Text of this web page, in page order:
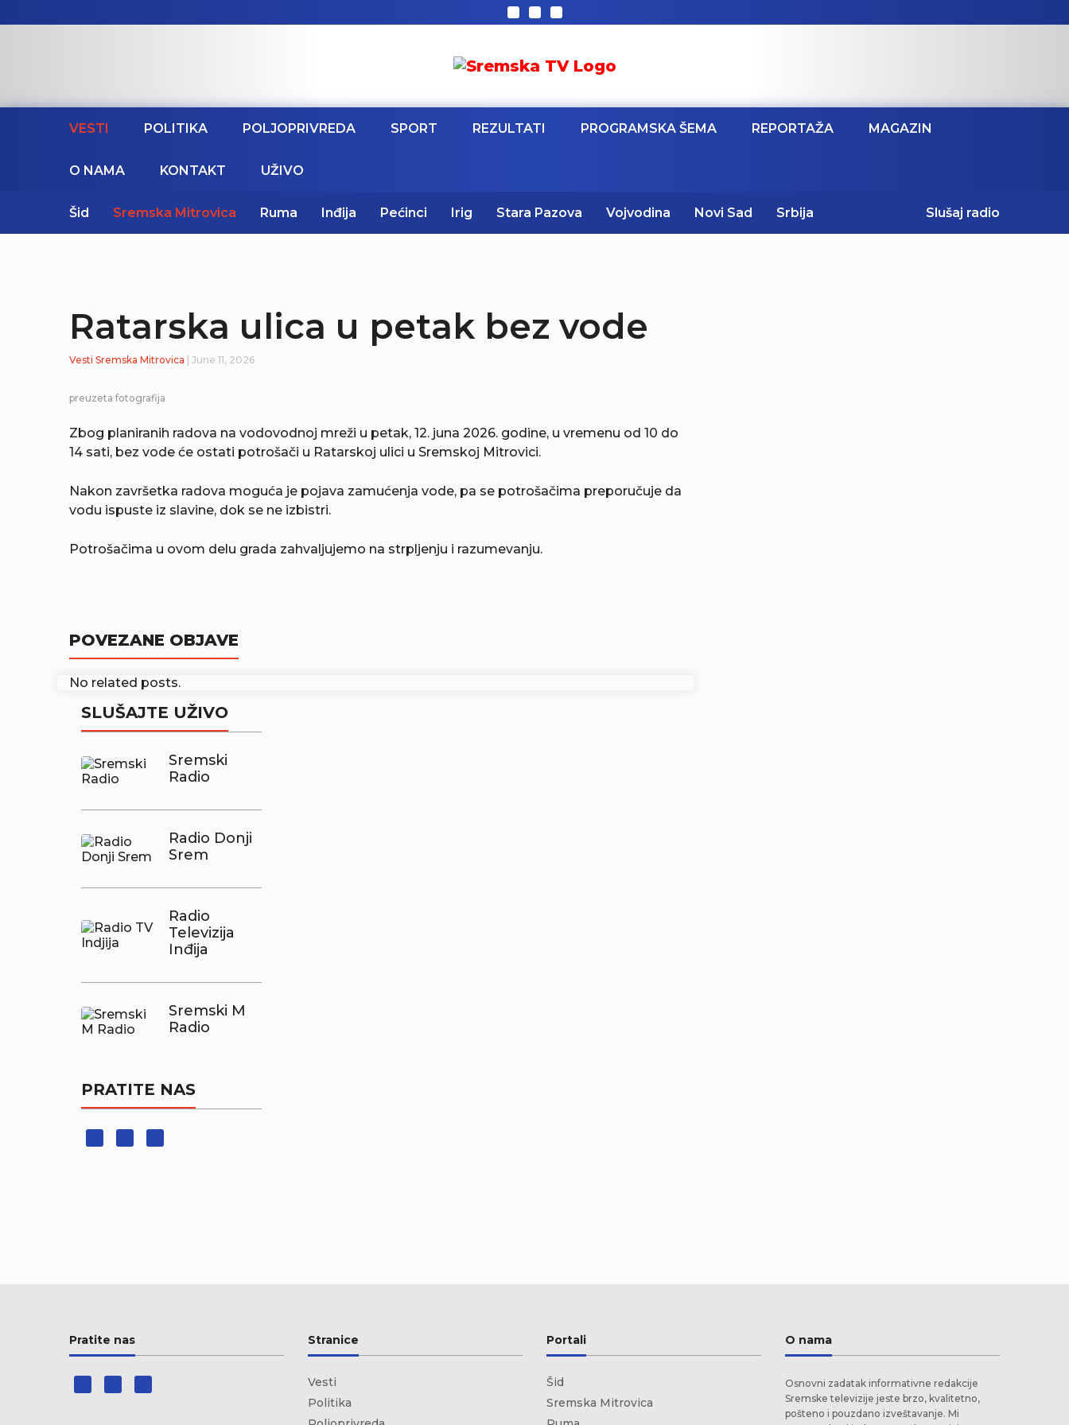
VESTI POLITIKA POLJOPRIVREDA SPORT REZULTATI PROGRAMSKA ŠEMA REPORTAŽA MAGAZIN
O NAMA KONTAKT UŽIVO
Šid Sremska Mitrovica Ruma Inđija Pećinci Irig Stara Pazova Vojvodina Novi Sad Srbija Slušaj radio
Ratarska ulica u petak bez vode
Vesti Sremska Mitrovica | June 11, 2026
preuzeta fotografija
Zbog planiranih radova na vodovodnoj mreži u petak, 12. juna 2026. godine, u vremenu od 10 do
14 sati, bez vode će ostati potrošači u Ratarskoj ulici u Sremskoj Mitrovici.
Nakon završetka radova moguća je pojava zamućenja vode, pa se potrošačima preporučuje da
vodu ispuste iz slavine, dok se ne izbistri.
Potrošačima u ovom delu grada zahvaljujemo na strpljenju i razumevanju.
POVEZANE OBJAVE
No related posts.
SLUŠAJTE UŽIVO
Sremski
Radio
Radio Donji
Srem
Radio
Televizija
Inđija
Sremski M
Radio
PRATITE NAS
Pratite nas Stranice
Vesti
Politika
Portali
Šid
Sremska Mitrovica
O nama
Osnovni zadatak informativne redakcije
Sremske televizije jeste brzo, kvalitetno,
pošteno i pouzdano izveštavanje. Mi